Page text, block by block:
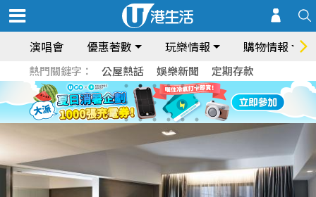
演唱會 優惠著數 玩樂情報 購物情報
熱門關鍵字： 公屋熱話 娛樂新聞 定期存款